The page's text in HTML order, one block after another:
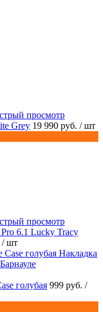
просмотр
Grey 19 990 руб. / шт
просмотр
6.1 Lucky Tracy
/ шт
голубая 999 руб. /